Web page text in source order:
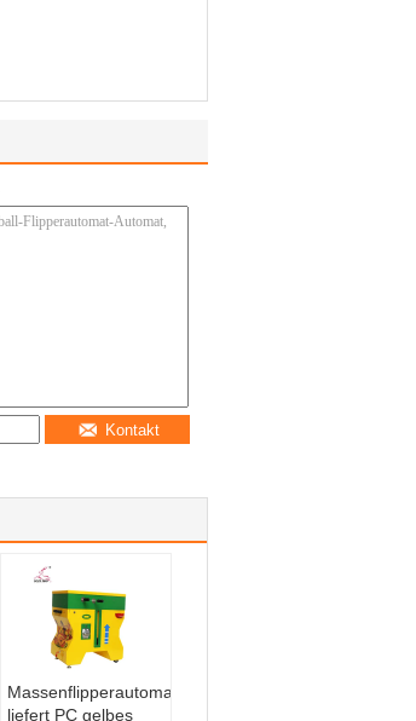
Kontakt
Massenflipperautomatverkauf
liefert PC gelbes